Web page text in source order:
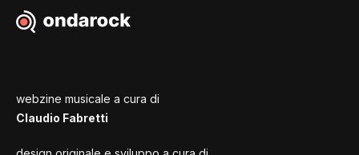
webzine musicale a cura di
Claudio Fabretti